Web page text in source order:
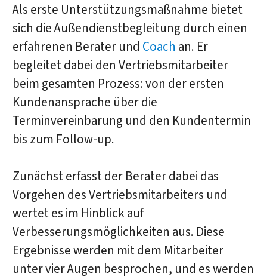
Als erste Unterstützungsmaßnahme bietet
sich die Außendienstbegleitung durch einen
erfahrenen Berater und Coach an. Er
begleitet dabei den Vertriebsmitarbeiter
beim gesamten Prozess: von der ersten
Kundenansprache über die
Terminvereinbarung und den Kundentermin
bis zum Follow-up.
Zunächst erfasst der Berater dabei das
Vorgehen des Vertriebsmitarbeiters und
wertet es im Hinblick auf
Verbesserungsmöglichkeiten aus. Diese
Ergebnisse werden mit dem Mitarbeiter
unter vier Augen besprochen, und es werden